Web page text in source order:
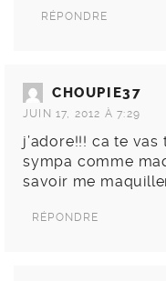
RÉPONDRE
CHOUPIE37
JUIN 17, 2012 À 7:29
j’adore!!! ca te vas
sympa comme
savoir me
RÉPONDRE